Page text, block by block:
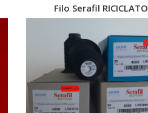
Filo Serafil RICICLATO